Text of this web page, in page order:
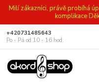
Milí zákazníci, právě probíhá
komplikace
+420731485643
Po - Pá od 10 - 16 hod.